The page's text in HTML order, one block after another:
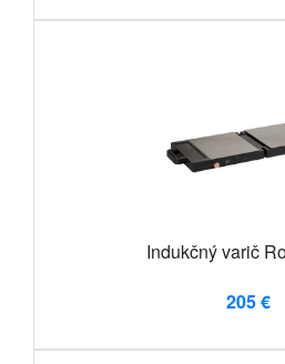
Indukčný varič
205 €